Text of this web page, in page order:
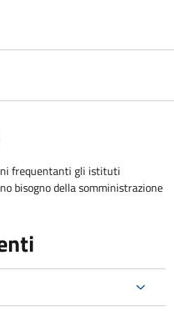
frequentanti gli istituti
bisogno della somministrazione